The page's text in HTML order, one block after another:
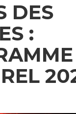
DES
: